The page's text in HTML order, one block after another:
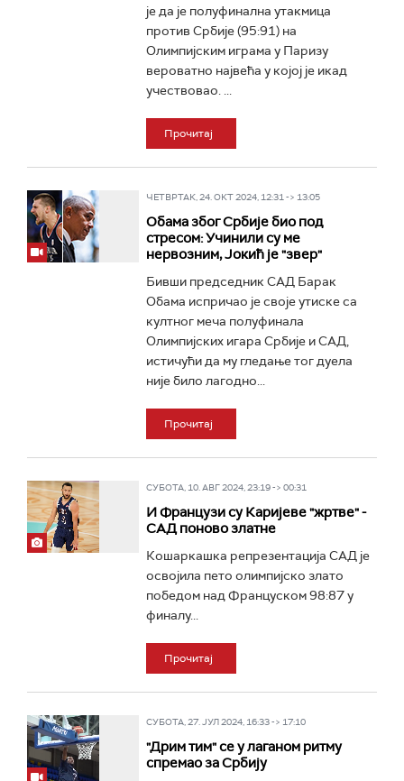
је да је полуфинална утакмица
против Србије (95:91) на
Олимпијским играма у Паризу
вероватно највећа у којој је икад
учествовао. ...
Прочитај
ЧЕТВРТАК, 24. ОКТ 2024, 12:31 -> 13:05
Обама због Србије био под
стресом: Учинили су ме
нервозним, Јокић је "звер"
Бивши председник САД Барак
Обама испричао је своје утиске са
култног меча полуфинала
Олимпијских игара Србије и САД,
истичући да му гледање тог дуела
није било лагодно...
Прочитај
СУБОТА, 10. АВГ 2024, 23:19 -> 00:31
И Французи су Каријеве "жртве" -
САД поново златне
Кошаркашка репрезентација САД је
освојила пето олимпијско злато
победом над Француском 98:87 у
финалу...
Прочитај
СУБОТА, 27. ЈУЛ 2024, 16:33 -> 17:10
"Дрим тим" се у лаганом ритму
спремао за Србију